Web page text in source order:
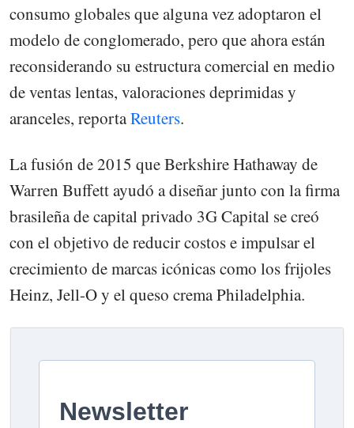
consumo globales que alguna vez adoptaron el
modelo de conglomerado, pero que ahora están
reconsiderando su estructura comercial en medio
de ventas lentas, valoraciones deprimidas y
aranceles, reportaReuters.
La fusión de 2015 que Berkshire Hathaway de
Warren Buffett ayudó a diseñar junto con la firma
brasileña de capital privado 3G Capital se creó
con el objetivo de reducir costos e impulsar el
crecimiento de marcas icónicas como los frijoles
Heinz, Jell-O y el queso crema Philadelphia.